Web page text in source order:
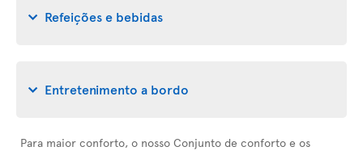
Refeições e bebidas
Entretenimento a bordo
Para maior conforto, o nosso Conjunto de conforto e os